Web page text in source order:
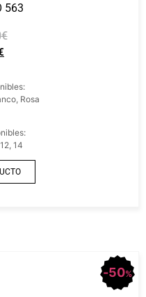
563
€
Rosa
14
50%